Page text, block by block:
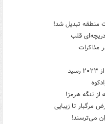
منطقه تبدیل شد!
قلب
مذاکرات
از تنگه هرمز!
مرگبار تا زیبایی
می‌ترسند!